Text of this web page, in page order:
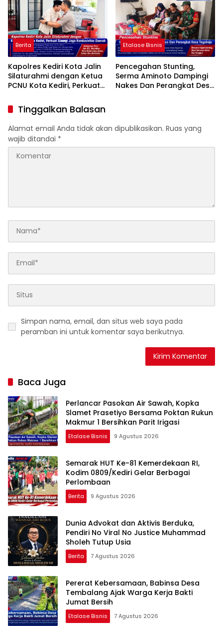
Berita
Kapolres Kediri Kota Jalin
Silaturahmi dengan Ketua
PCNU Kota Kediri, Perkuat
Daerah
Etalase Bisnis
Pencegahan Stunting,
Serma Aminoto Dampingi
Nakes Dan Perangkat Desa
Tinggalkan Balasan
Alamat email Anda tidak akan dipublikasikan. Ruas yang
wajib ditandai *
Simpan nama, email, dan situs web saya pada
peramban ini untuk komentar saya berikutnya.
Baca Juga
Perlancar Pasokan Air Sawah, Kopka
Slamet Prasetiyo Bersama Poktan Rukun
Makmur 1 Bersihkan Parit Irigasi
Etalase Bisnis 9 Agustus 2026
Semarak HUT Ke-81 Kemerdekaan RI,
Kodim 0809/Kediri Gelar Berbagai
Perlombaan
Berita 9 Agustus 2026
Dunia Advokat dan Aktivis Berduka,
Pendiri No Viral No Justice Muhammad
Sholeh Tutup Usia
Berita 7 Agustus 2026
Pererat Kebersamaan, Babinsa Desa
Tembalang Ajak Warga Kerja Bakti
Jumat Bersih
Etalase Bisnis 7 Agustus 2026